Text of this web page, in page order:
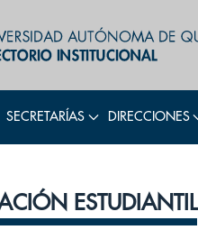
SECRETARÍAS DIRECCIONES
ESTUDIANTIL